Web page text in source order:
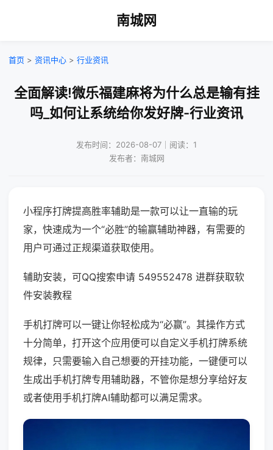
南城网
首页 > 资讯中心 > 行业资讯
全面解读!微乐福建麻将为什么总是输有挂
吗_如何让系统给你发好牌-行业资讯
发布时间：2026-08-07｜阅读：1
发布者：南城网
小程序打牌提高胜率辅助是一款可以让一直输的玩
家，快速成为一个“必胜”的输赢辅助神器，有需要的
用户可通过正规渠道获取使用。
辅助安装，可QQ搜索申请 549552478 进群获取软
件安装教程
手机打牌可以一键让你轻松成为“必赢”。其操作方式
十分简单，打开这个应用便可以自定义手机打牌系统
规律，只需要输入自己想要的开挂功能，一键便可以
生成出手机打牌专用辅助器，不管你是想分享给好友
或者使用手机打牌AI辅助都可以满足需求。